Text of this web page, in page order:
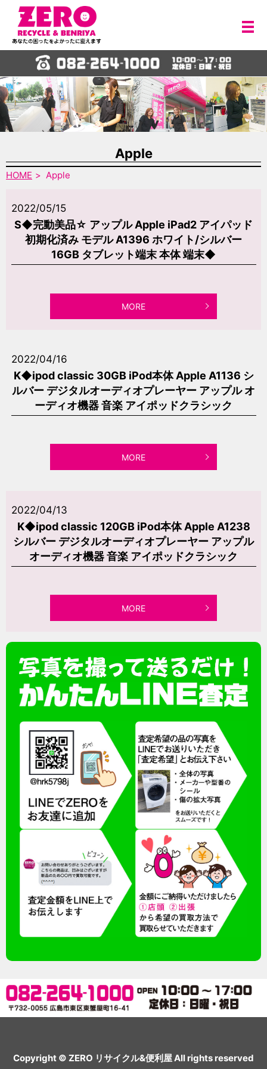
メ
Apple
HOME Apple
2022/05/15
S◆完動美品☆ アップル Apple iPad2 アイパッド
初期化済み モデル A1396 ホワイト/シルバー
16GB タブレット端末 本体 端末◆
MORE
2022/04/16
K◆ipod classic 30GB iPod本体 Apple A1136 シ
ルバー デジタルオーディオプレーヤー アップル オ
ーディオ機器 音楽 アイポッドクラシック
MORE
2022/04/13
K◆ipod classic 120GB iPod本体 Apple A1238
シルバー デジタルオーディオプレーヤー アップル
オーディオ機器 音楽 アイポッドクラシック
MORE
Copyright © ZERO リサイクル&便利屋 All rights reserved